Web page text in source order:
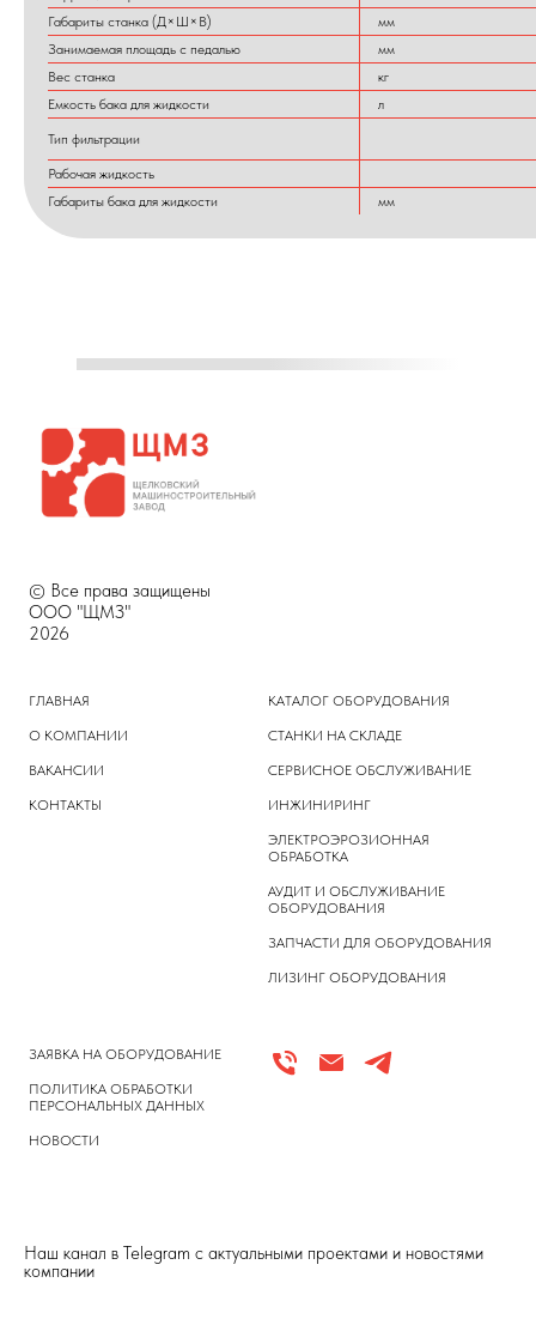
Габариты станка (Д×Ш×В)
мм
Занимаемая площадь с педалью
мм
Вес станка
кг
Емкость бака для жидкости
л
Тип фильтрации
Рабочая жидкость
Габариты бака для жидкости
мм
© Все права защищены
ООО "ЩМЗ"
2026
ГЛАВНАЯ
О КОМПАНИИ
ВАКАНСИИ
КОНТАКТЫ
КАТАЛОГ ОБОРУДОВАНИЯ
СТАНКИ НА СКЛАДЕ
СЕРВИСНОЕ ОБСЛУЖИВАНИЕ
ИНЖИНИРИНГ
ЭЛЕКТРОЭРОЗИОННАЯ
ОБРАБОТКА
АУДИТ И ОБСЛУЖИВАНИЕ
ОБОРУДОВАНИЯ
ЗАПЧАСТИ ДЛЯ ОБОРУДОВАНИЯ
ЛИЗИНГ ОБОРУДОВАНИЯ
ЗАЯВКА НА ОБОРУДОВАНИЕ
ПОЛИТИКА ОБРАБОТКИ
ПЕРСОНАЛЬНЫХ ДАННЫХ
НОВОСТИ
Наш канал в Telegram с актуальными проектами и новостями
компании